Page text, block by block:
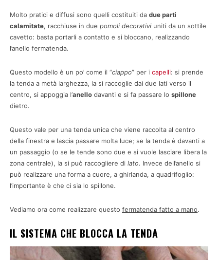
Molto pratici e diffusi sono quelli costituiti da due parti
calamitate, racchiuse in due pomoli decorativi uniti da un sottile
cavetto: basta portarli a contatto e si bloccano, realizzando
l’anello fermatenda.
Questo modello è un po’ come il “ciappo” per i capelli: si prende
la tenda a metà larghezza, la si raccoglie dai due lati verso il
centro, si appoggia l’anello davanti e si fa passare lo spillone
dietro.
Questo vale per una tenda unica che viene raccolta al centro
della finestra e lascia passare molta luce; se la tenda è davanti a
un passaggio (o se le tende sono due e si vuole lasciare libera la
zona centrale), la si può raccogliere di lato. Invece dell’anello si
può realizzare una forma a cuore, a ghirlanda, a quadrifoglio:
l’importante è che ci sia lo spillone.
Vediamo ora come realizzare questo fermatenda fatto a mano.
IL SISTEMA CHE BLOCCA LA TENDA